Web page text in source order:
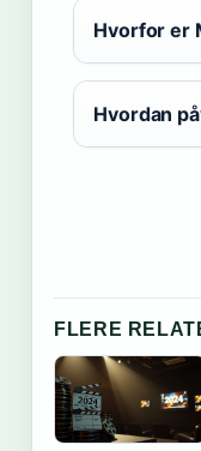
Hvorfor er
Hvordan
FLERE